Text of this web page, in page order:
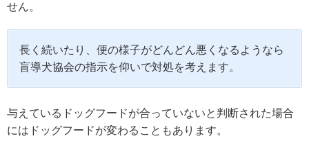
せん。
長く続いたり、便の様子がどんどん悪くなるようなら
盲導犬協会の指示を仰いで対処を考えます。
与えているドッグフードが合っていないと判断された場合
にはドッグフードが変わることもあります。